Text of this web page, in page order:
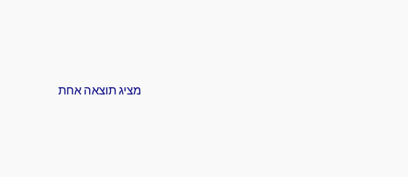
מציג תוצאה אחת